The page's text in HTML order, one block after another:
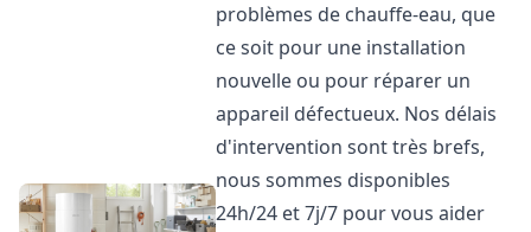
problèmes de chauffe-eau, que
ce soit pour une installation
nouvelle ou pour réparer un
appareil défectueux. Nos délais
d'intervention sont très brefs,
nous sommes disponibles
24h/24 et 7j/7 pour vous aider